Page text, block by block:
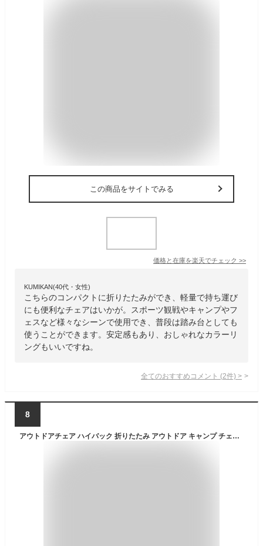
この商品をサイトでみる
価格と在庫を楽天でチェック >>
KUMIKAN(40代・女性)
こちらのコンパクトに折りたたみができ、軽量で持ち運び
にも便利なチェアはいかが。スポーツ観戦やキャンプやフ
ェスなど様々なシーンで使用でき、普段は踏み台としても
使うことができます。安定感もあり、おしゃれなカラーリ
ングもいいですね。
全てのおすすめコメント (2件) >
8
アウトドアチェア ハイバック 折りたたみ アウトドア キャンプ チェア 椅子 イス キャンプ用品 アウトドア用品 キャンプ道具 折り畳み椅子 キャンプ用椅子 おしゃれ いす 人気 おりたたみ コンパクト ソロキャンプ バーベキュー 防災 収納袋付き LAD WEATHER ラドウェザー